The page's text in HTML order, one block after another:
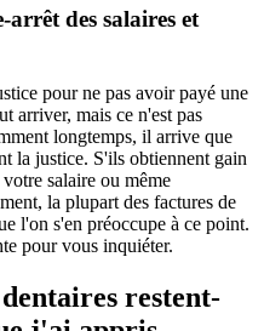
des salaires et
pour ne pas avoir payé une
arriver, mais ce n'est pas
longtemps, il arrive que
la justice. S'ils obtiennent gain
salaire ou même
la plupart des factures de
l'on s'en préoccupe à ce point.
pour vous inquiéter.
restent-